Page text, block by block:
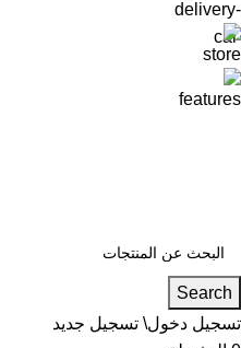
Search
تسجيل دخول\ تسجيل جديد